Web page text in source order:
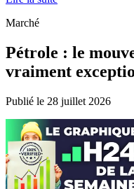
Marché
Pétrole : le
vraiment
Publié le 28 juillet 2026